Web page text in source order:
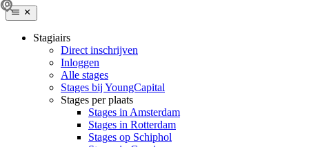
Stagiairs
Direct inschrijven
Inloggen
Alle stages
Stages bij YoungCapital
Stages per plaats
Stages in Amsterdam
Stages in Rotterdam
Stages op Schiphol